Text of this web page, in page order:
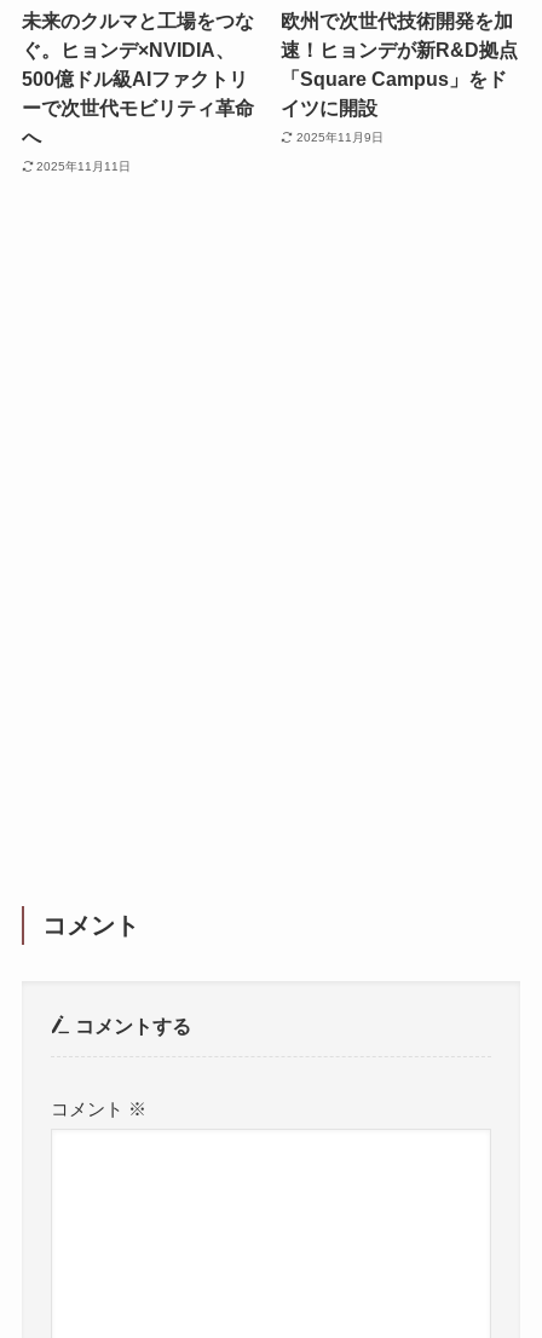
未来のクルマと工場をつな
ぐ。ヒョンデ×NVIDIA、
500億ドル級AIファクトリ
ーで次世代モビリティ革命
へ
2025年11月11日
欧州で次世代技術開発を加
速！ヒョンデが新R&D拠点
「Square Campus」をド
イツに開設
2025年11月9日
コメント
コメントする
コメント ※